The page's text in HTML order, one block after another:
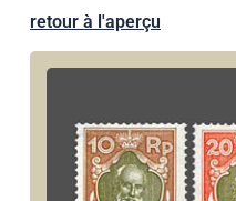
retour à l'aperçu